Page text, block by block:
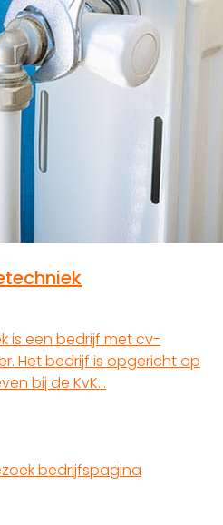
is een bedrijf met cv-
Het bedrijf is opgericht op
bij de KvK…
bedrijfspagina